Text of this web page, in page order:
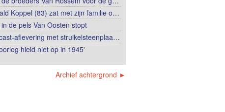
Koppel (83) zat met zijn familie o…
de pels Van Oosten stopt
aflevering met struikelsteenplaa…
hield niet op in 1945'
Archief achtergrond ►